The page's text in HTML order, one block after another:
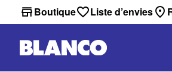
Boutique Liste d’envies